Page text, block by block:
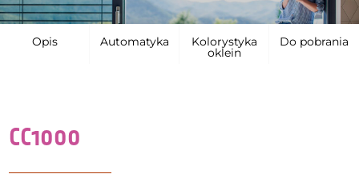
Opis Automatyka Kolorystyka
oklein
Do pobrania
CC1000